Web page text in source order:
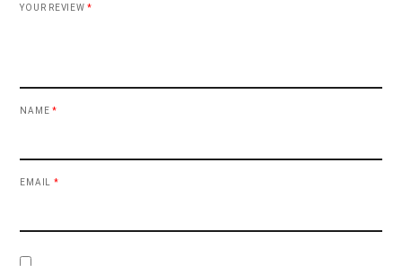
YOUR REVIEW*
NAME*
EMAIL *